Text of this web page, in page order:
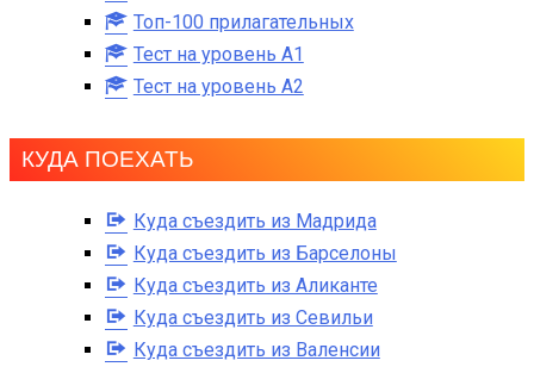
Топ-100 прилагательных
Тест на уровень A1
Тест на уровень A2
КУДА ПОЕХАТЬ
Куда съездить из Мадрида
Куда съездить из Барселоны
Куда съездить из Аликанте
Куда съездить из Севильи
Куда съездить из Валенсии